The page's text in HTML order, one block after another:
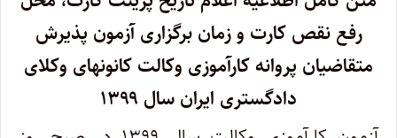
رفع نقص کارت و زمان‌ برگزاری آزمون پذیرش
متقاضیان پروانه کارآموزی وکالت کانونهای وکلای
دادگستری ایران سال ۱۳۹۹